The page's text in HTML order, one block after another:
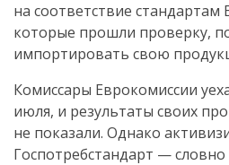
на соответствие
которые прошли проверку,
импортировать свою
Комиссары Еврокомиссии
июля, и результаты своих
не показали. Однако
Госпотребстандарт — словно